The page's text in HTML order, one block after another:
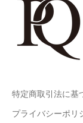
特定商取引法に基
プライバシーポリ